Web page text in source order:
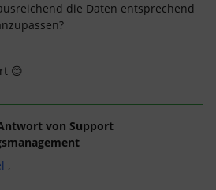
die Daten entsprechend
😊
von Support
,